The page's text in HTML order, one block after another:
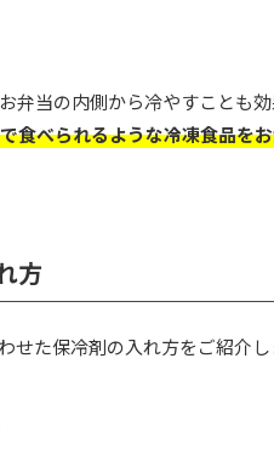
弁当の内側から冷やすことも
食べられるような冷凍食品を
方
せた保冷剤の入れ方をご紹介し